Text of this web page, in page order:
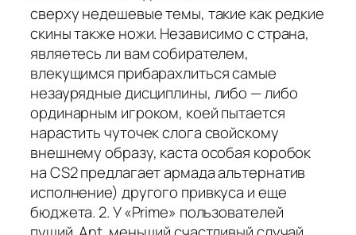
сверху недешевые темы, такие как редкие
скины также ножи. Независимо с страна,
являетесь ли вам собирателем,
влекущимся прибарахлиться самые
незаурядные дисциплины, либо — либо
ординарным игроком, коей пытается
нарастить чуточек слога свойскому
внешнему образу, каста особая коробок
на CS2 предлагает армада альтернатив
исполнение) другого привкуса и еще
бюджета. 2. У «Prime» пользователей